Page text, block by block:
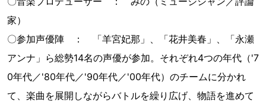
家）
〇参加声優陣 ： 「羊宮妃那」、「花井美春」、「永瀬
アンナ」ら総勢14名の声優が参加。それぞれ4つの年代（'7
0年代／'80年代／'90年代／'00年代）のチームに分かれ
て、楽曲を展開しながらバトルを繰り広げ、物語を進めて